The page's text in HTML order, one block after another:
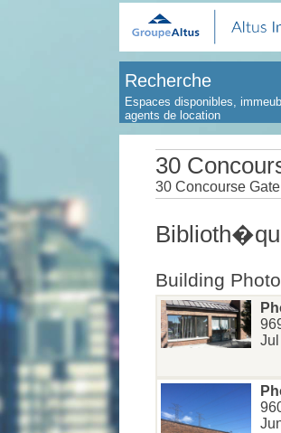
Recherche
Espaces disponibles,
agents de location
30
30 Concourse Gate
Building